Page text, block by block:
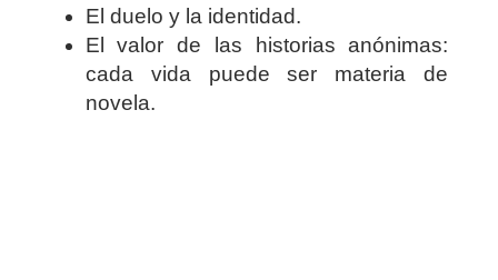
El duelo y la identidad.
El valor de las historias anónimas:
cada vida puede ser materia de
novela.